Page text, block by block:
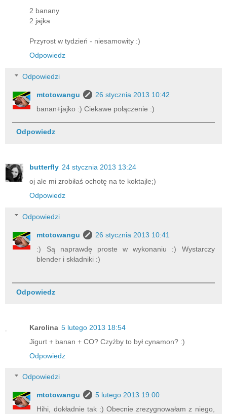
2 banany
2 jajka
Przyrost w tydzień - niesamowity :)
Odpowiedz
Odpowiedzi
mtotowangu
26 stycznia 2013 10:42
banan+jajko :) Ciekawe połączenie :)
Odpowiedz
butterfly 24 stycznia 2013 13:24
oj ale mi zrobiłaś ochotę na te koktajle;)
Odpowiedz
Odpowiedzi
mtotowangu
26 stycznia 2013 10:41
:) Są naprawdę proste w wykonaniu :) Wystarczy
blender i składniki :)
Odpowiedz
Karolina 5 lutego 2013 18:54
Jigurt + banan + CO? Czyżby to był cynamon? :)
Odpowiedz
Odpowiedzi
mtotowangu
5 lutego 2013 19:00
Hihi, dokładnie tak :) Obecnie zrezygnowałam z niego,